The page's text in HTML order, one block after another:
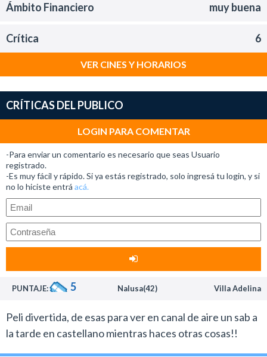
Ámbito Financiero muy buena
Crítica 6
VER CINES Y HORARIOS
CRÍTICAS DEL PUBLICO
LOGIN PARA COMENTAR
-Para enviar un comentario es necesario que seas Usuario
registrado.
-Es muy fácil y rápido. Si ya estás registrado, solo ingresá tu login, y si
no lo hiciste entrá acá.
PUNTAJE: 5 Nalusa(42) Villa Adelina
Peli divertida, de esas para ver en canal de aire un sab a
la tarde en castellano mientras haces otras cosas!!